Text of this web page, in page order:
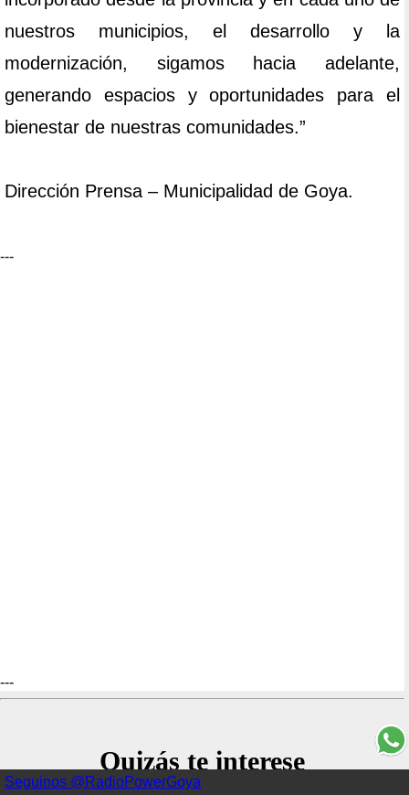
Seguinos @RadioPowerGoya
nuestros municipios, el desarrollo y la
modernización, sigamos hacia adelante,
generando espacios y oportunidades para el
bienestar de nuestras comunidades.”
Dirección Prensa – Municipalidad de Goya.
---
---
Quizás te interese